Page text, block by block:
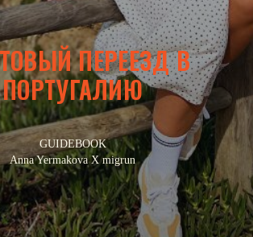
ПЕРЕЕЗД В
ПОРТУГАЛИЮ
GUIDEBOOK
Anna Yermakova Х migrun